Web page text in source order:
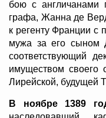
бою с англичанами
графа, Жанна де
к регенту Франции с
мужа за его сыном
соответствующий
имуществом своего
Лирейской, будущей
В ноябре 1389